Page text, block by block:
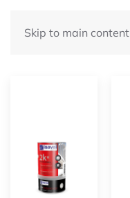
Skip to main content